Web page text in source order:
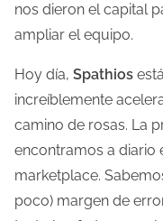
nos dieron el capital
ampliar el equipo.
Hoy día, Spathios
increíblemente
camino de rosas. La
encontramos a diario
marketplace.
poco) margen de